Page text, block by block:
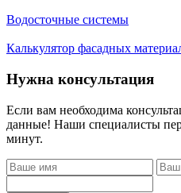
Водосточные системы
Калькулятор фасадных
Нужна консультация
Если вам необходима
данные! Наши специалисты
минут.